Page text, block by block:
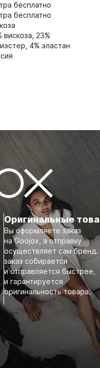
бесплатно
бесплатно
вискоза, 23%
4% эластан
Оригинальные
Вы оформляете заказ
на Goojox, а отправку
осуществляет сам бренд.
заказ собирается
и отправляется быстрее,
и гарантируется
оригинальность товара.